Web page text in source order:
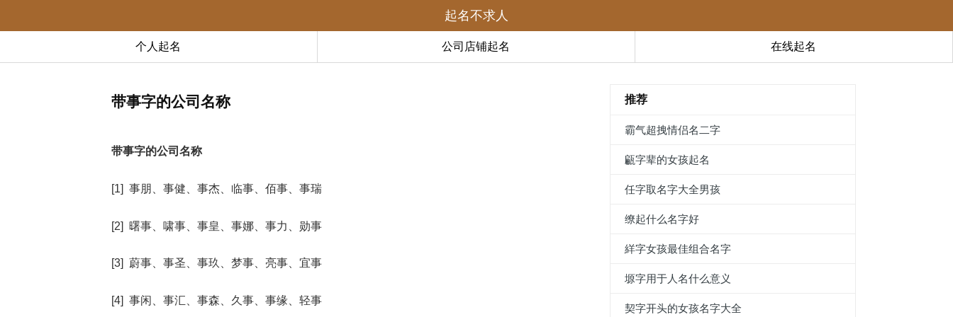
起名不求人
个人起名 公司店铺起名 在线起名
带事字的公司名称
带事字的公司名称
[1] 事朋、事健、事杰、临事、佰事、事瑞
[2] 曙事、啸事、事皇、事娜、事力、勋事
[3] 蔚事、事圣、事玖、梦事、亮事、宜事
[4] 事闲、事汇、事森、久事、事缘、轻事
推荐
霸气超拽情侣名二字
甂字辈的女孩起名
任字取名字大全男孩
缭起什么名字好
絴字女孩最佳组合名字
塬字用于人名什么意义
契字开头的女孩名字大全